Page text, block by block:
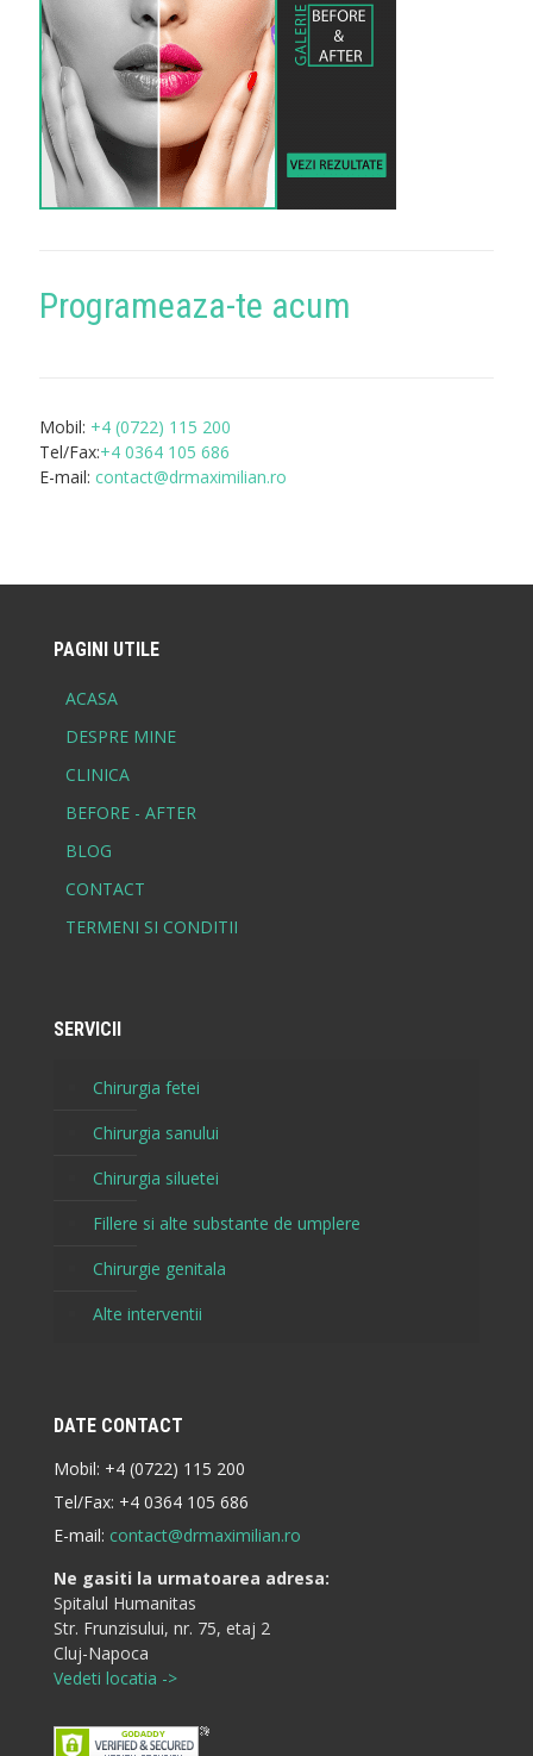
Programeaza-te acum
Mobil: +4 (0722) 115 200
Tel/Fax:+4 0364 105 686
E-mail: contact@drmaximilian.ro
PAGINI UTILE
ACASA
DESPRE MINE
CLINICA
BEFORE - AFTER
BLOG
CONTACT
TERMENI SI CONDITII
SERVICII
Chirurgia fetei
Chirurgia sanului
Chirurgia siluetei
Fillere si alte substante de umplere
Chirurgie genitala
Alte interventii
DATE CONTACT
Mobil: +4 (0722) 115 200
Tel/Fax: +4 0364 105 686
E-mail: contact@drmaximilian.ro
Ne gasiti la urmatoarea adresa:
Spitalul Humanitas
Str. Frunzisului, nr. 75, etaj 2
Cluj-Napoca
Vedeti locatia ->